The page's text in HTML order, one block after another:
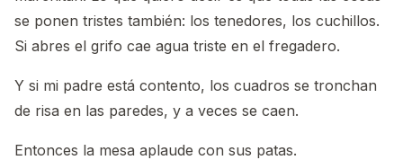
se ponen tristes también: los tenedores, los cuchillos.
Si abres el grifo cae agua triste en el fregadero.
Y si mi padre está contento, los cuadros se tronchan
de risa en las paredes, y a veces se caen.
Entonces la mesa aplaude con sus patas.